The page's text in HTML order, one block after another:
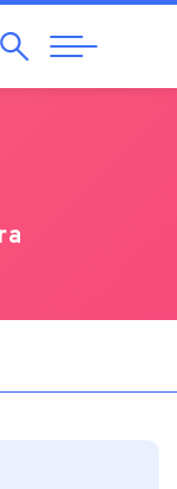
Pesquisar
Abrir
Navegação